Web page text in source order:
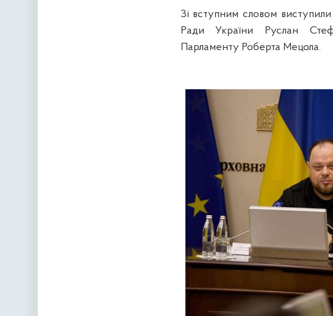
Зі вступним словом
Ради України Руслан
Парламенту Роберта Мецола.